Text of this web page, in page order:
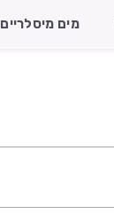
מים מיסלריים